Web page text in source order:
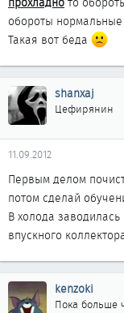
обороты нормальные
Такая вот беда
shanxaj
Цефирянин
11.09.2012
Первым делом
потом сделай
В холода
впускного
kenzoki
Пока больше